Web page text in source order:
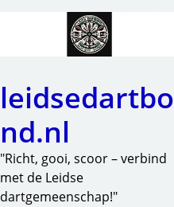
leidsedartbo
nd.nl
"Richt, gooi, scoor – verbind
met de Leidse
dartgemeenschap!"